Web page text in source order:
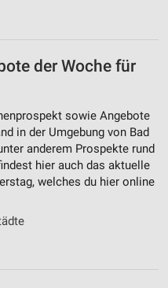
der Woche für
sowie Angebote
in der Umgebung von Bad
anderem Prospekte rund
hier auch das aktuelle
welches du hier online